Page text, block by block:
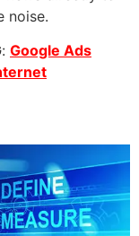
noise.
: Google Ads